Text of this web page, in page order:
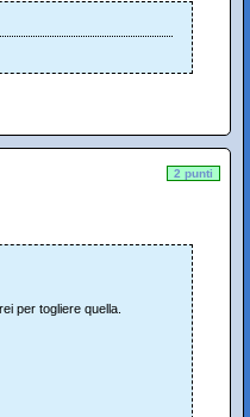
2 punti
per togliere quella.